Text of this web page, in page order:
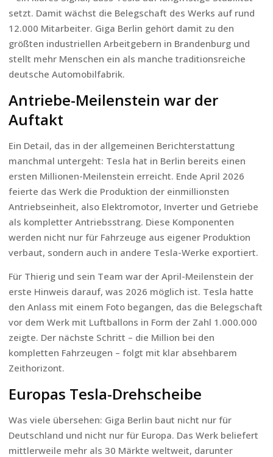
setzt. Damit wächst die Belegschaft des Werks auf rund
12.000 Mitarbeiter. Giga Berlin gehört damit zu den
größten industriellen Arbeitgebern in Brandenburg und
stellt mehr Menschen ein als manche traditionsreiche
deutsche Automobilfabrik.
Antriebe-Meilenstein war der
Auftakt
Ein Detail, das in der allgemeinen Berichterstattung
manchmal untergeht: Tesla hat in Berlin bereits einen
ersten Millionen-Meilenstein erreicht. Ende April 2026
feierte das Werk die Produktion der einmillionsten
Antriebseinheit, also Elektromotor, Inverter und Getriebe
als kompletter Antriebsstrang. Diese Komponenten
werden nicht nur für Fahrzeuge aus eigener Produktion
verbaut, sondern auch in andere Tesla-Werke exportiert.
Für Thierig und sein Team war der April-Meilenstein der
erste Hinweis darauf, was 2026 möglich ist. Tesla hatte
den Anlass mit einem Foto begangen, das die Belegschaft
vor dem Werk mit Luftballons in Form der Zahl 1.000.000
zeigte. Der nächste Schritt – die Million bei den
kompletten Fahrzeugen – folgt mit klar absehbarem
Zeithorizont.
Europas Tesla-Drehscheibe
Was viele übersehen: Giga Berlin baut nicht nur für
Deutschland und nicht nur für Europa. Das Werk beliefert
mittlerweile mehr als 30 Märkte weltweit, darunter